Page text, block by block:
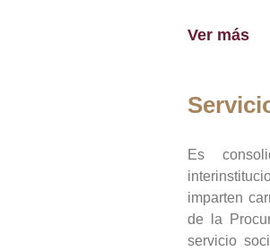
Ver más
Es
imparten
de la
servicio